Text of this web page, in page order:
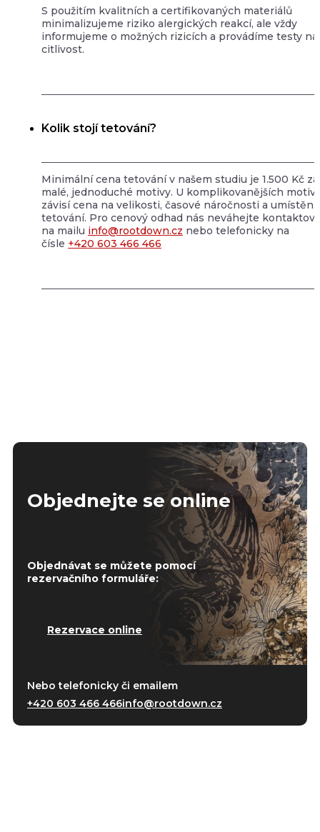
S použitím kvalitních a certifikovaných materiálů
minimalizujeme riziko alergických reakcí, ale vždy
informujeme o možných rizicích a provádíme testy na
citlivost.
Kolik stojí tetování?
Minimální cena tetování v našem studiu je 1.500 Kč za
malé, jednoduché motivy. U komplikovanějších
závisí cena na velikosti, časové náročnosti a umístění
tetování. Pro cenový odhad nás neváhejte
na mailu info@rootdown.cz nebo telefonicky na
čísle +420 603 466 466
Objednejte se online
Objednávat se můžete pomocí
rezervačního formuláře:
Rezervace online
Nebo telefonicky či emailem
+420 603 466 466info@rootdown.cz